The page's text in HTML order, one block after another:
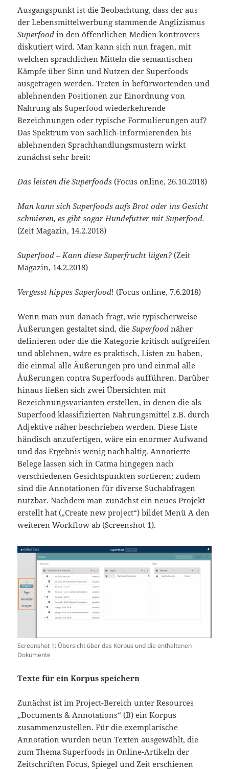
Ausgangspunkt ist die Beobachtung, dass der aus
der Lebensmittelwerbung stammende Anglizismus
Superfood in den öffentlichen Medien kontrovers
diskutiert wird. Man kann sich nun fragen, mit
welchen sprachlichen Mitteln die semantischen
Kämpfe über Sinn und Nutzen der Superfoods
ausgetragen werden. Treten in befürwortenden und
ablehnenden Positionen zur Einordnung von
Nahrung als Superfood wiederkehrende
Bezeichnungen oder typische Formulierungen auf?
Das Spektrum von sachlich-informierenden bis
ablehnenden Sprachhandlungsmustern wirkt
zunächst sehr breit:
Das leisten die Superfoods(Focus online, 26.10.2018)
Man kann sich Superfoods aufs Brot oder ins Gesicht
schmieren, es gibt sogar Hundefutter mit Superfood.
(Zeit Magazin, 14.2.2018)
Superfood – Kann diese Superfrucht lügen? (Zeit
Magazin, 14.2.2018)
Vergesst hippes Superfood! (Focus online, 7.6.2018)
Wenn man nun danach fragt, wie typischerweise
Äußerungen gestaltet sind, dieSuperfood näher
definieren oder die die Kategorie kritisch aufgreifen
und ablehnen, wäre es praktisch, Listen zu haben,
die einmal alle Äußerungen pro und einmal alle
Äußerungen contra Superfoods aufführen. Darüber
hinaus ließen sich zwei Übersichten mit
Bezeichnungsvarianten erstellen, in denen die als
Superfood klassifizierten Nahrungsmittel z.B. durch
Adjektive näher beschrieben werden. Diese Liste
händisch anzufertigen, wäre ein enormer Aufwand
und das Ergebnis wenig nachhaltig. Annotierte
Belege lassen sich in Catma hingegen nach
verschiedenen Gesichtspunkten sortieren; zudem
sind die Annotationen für diverse Suchabfragen
nutzbar. Nachdem man zunächst ein neues Projekt
erstellt hat („Create new project“) bildet Menü A den
weiteren Workflow ab (Screenshot 1).
Screenshot 1: Übersicht über das Korpus und die enthaltenen
Dokumente
Texte für ein Korpus speichern
Zunächst ist im Project-Bereich unter Resources
„Documents & Annotations“ (B) ein Korpus
zusammenzustellen. Für die exemplarische
Annotation wurden neun Texten ausgewählt, die
zum Thema Superfoods in Online-Artikeln der
Zeitschriften Focus, Spiegel und Zeit erschienen